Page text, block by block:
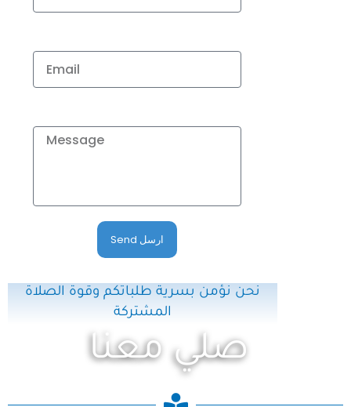
Send ارسل
نحن نؤمن بسرية طلباتكم وقوة الصلاة
المشتركة
صلي معنا